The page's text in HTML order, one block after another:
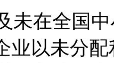
未在全国
业以未分